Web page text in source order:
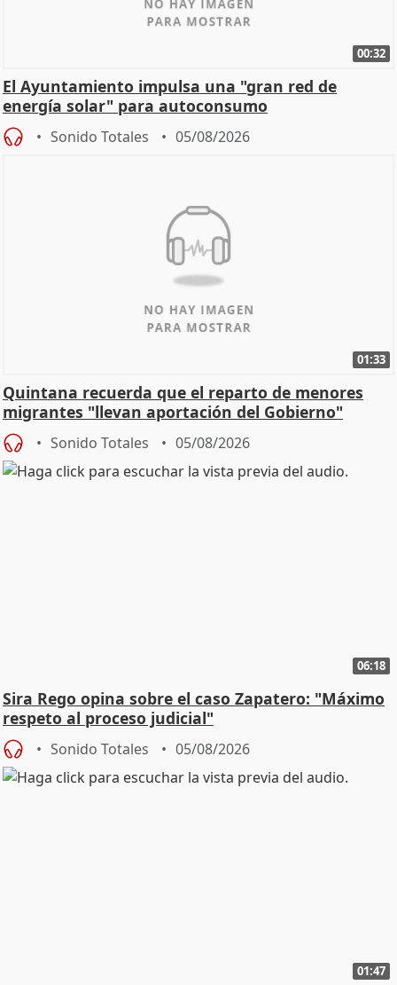
00:32
El Ayuntamiento impulsa una "gran red de
energía solar" para autoconsumo
Sonido Totales 05/08/2026
01:33
Quintana recuerda que el reparto de menores
migrantes "llevan aportación del Gobierno"
central
Sonido Totales 05/08/2026
06:18
Sira Rego opina sobre el caso Zapatero: "Máximo
respeto al proceso judicial"
Sonido Totales 05/08/2026
01:47